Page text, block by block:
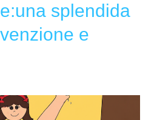
splendida
e